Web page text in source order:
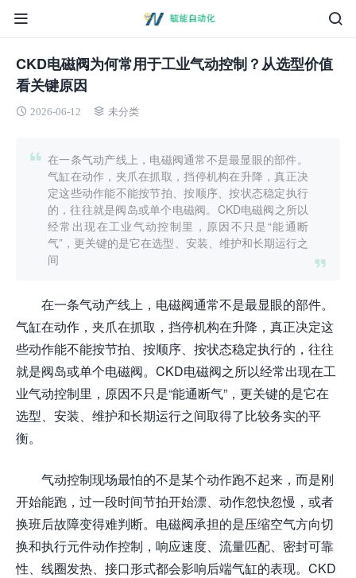
CKD电磁阀为何常用于工业气动控制？从选型价值
看关键原因
2026-06-12 未分类
在一条气动产线上，电磁阀通常不是最显眼的部件。
气缸在动作，夹爪在抓取，挡停机构在升降，真正决
定这些动作能不能按节拍、按顺序、按状态稳定执行
的，往往就是阀岛或单个电磁阀。CKD电磁阀之所以
经常出现在工业气动控制里，原因不只是“能通断
气”，更关键的是它在选型、安装、维护和长期运行之
间
在一条气动产线上，电磁阀通常不是最显眼的部件。
气缸在动作，夹爪在抓取，挡停机构在升降，真正决定这
些动作能不能按节拍、按顺序、按状态稳定执行的，往往
就是阀岛或单个电磁阀。CKD电磁阀之所以经常出现在工
业气动控制里，原因不只是“能通断气”，更关键的是它在
选型、安装、维护和长期运行之间取得了比较务实的平
衡。
气动控制现场最怕的不是某个动作跑不起来，而是刚
开始能跑，过一段时间节拍开始漂、动作忽快忽慢，或者
换班后故障变得难判断。电磁阀承担的是压缩空气方向切
换和执行元件动作控制，响应速度、流量匹配、密封可靠
性、线圈发热、接口形式都会影响后端气缸的表现。CKD